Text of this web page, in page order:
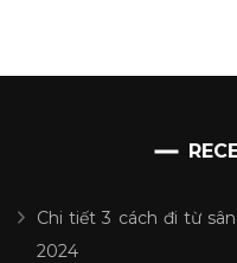
Chi tiết 3 cách đi từ
2024